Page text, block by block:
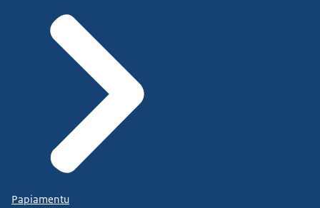
Papiamentu